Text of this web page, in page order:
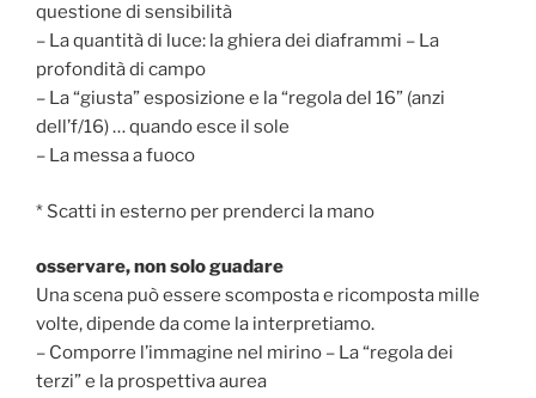
questione di sensibilità
– La quantità di luce: la ghiera dei diaframmi – La
profondità di campo
– La “giusta” esposizione e la “regola del 16” (anzi
dell’f/16) … quando esce il sole
– La messa a fuoco
* Scatti in esterno per prenderci la mano
osservare, non solo guadare
Una scena può essere scomposta e ricomposta mille
volte, dipende da come la interpretiamo.
– Comporre l’immagine nel mirino – La “regola dei
terzi” e la prospettiva aurea